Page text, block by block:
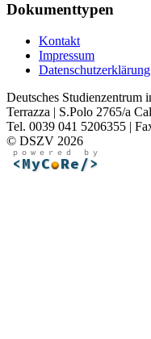
Dokumenttypen
Kontakt
Impressum
Datenschutzerklärung
Deutsches Studienzentrum
Terrazza | S.Polo 2765/a
Tel. 0039 041 5206355 |
© DSZV 2026